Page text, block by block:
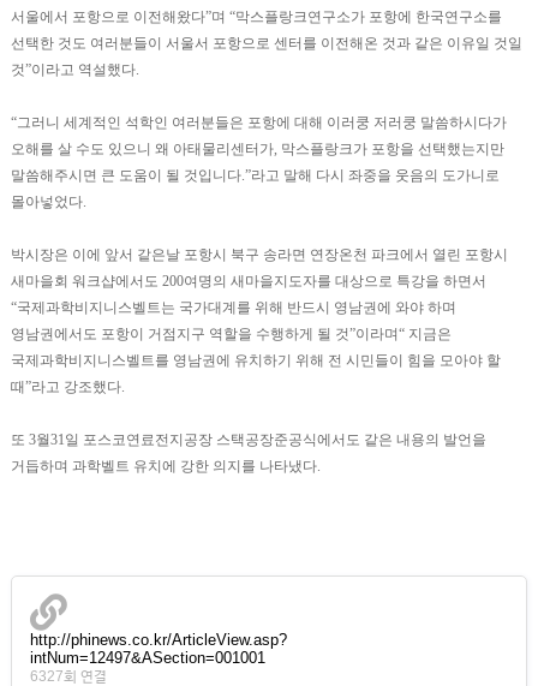
서울에서 포항으로 이전해왔다”며 “막스플랑크연구소가 포항에 한국연구소를
선택한 것도 여러분들이 서울서 포항으로 센터를 이전해온 것과 같은 이유일 것일
것”이라고 역설했다.
“그러니 세계적인 석학인 여러분들은 포항에 대해 이러쿵 저러쿵 말씀하시다가
오해를 살 수도 있으니 왜 아태물리센터가, 막스플랑크가 포항을 선택했는지만
말씀해주시면 큰 도움이 될 것입니다.”라고 말해 다시 좌중을 웃음의 도가니로
몰아넣었다.
박시장은 이에 앞서 같은날 포항시 북구 송라면 연장온천 파크에서 열린 포항시
새마을회 워크샵에서도 200여명의 새마을지도자를 대상으로 특강을 하면서
“국제과학비지니스벨트는 국가대계를 위해 반드시 영남권에 와야 하며
영남권에서도 포항이 거점지구 역할을 수행하게 될 것”이라며“ 지금은
국제과학비지니스벨트를 영남권에 유치하기 위해 전 시민들이 힘을 모아야 할
때”라고 강조했다.
또 3월31일 포스코연료전지공장 스택공장준공식에서도 같은 내용의 발언을
거듭하며 과학벨트 유치에 강한 의지를 나타냈다.
http://phinews.co.kr/ArticleView.asp?
intNum=12497&ASection=001001
6327회 연결